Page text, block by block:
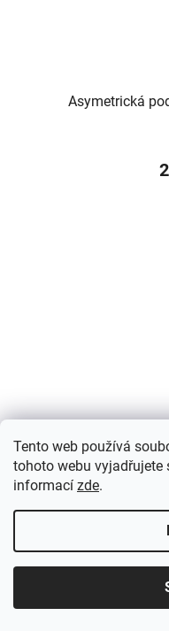
Tento web používá
tohoto webu vyjadřujete
informací zde.
Asymetrická